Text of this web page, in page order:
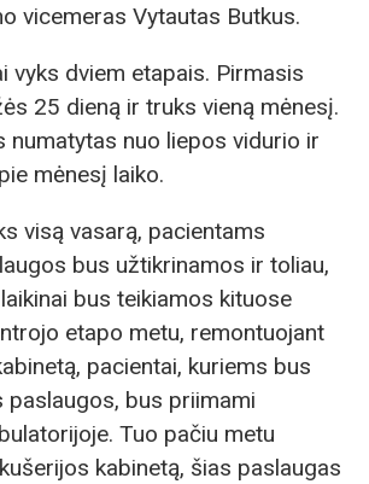
vicemeras Vytautas Butkus.
vyks dviem etapais. Pirmasis
25 dieną ir truks vieną mėnesį.
numatytas nuo liepos vidurio ir
mėnesį laiko.
visą vasarą, pacientams
bus užtikrinamos ir toliau,
bus teikiamos kituose
etapo metu, remontuojant
pacientai, kuriems bus
paslaugos, bus priimami
Tuo pačiu metu
kabinetą, šias paslaugas